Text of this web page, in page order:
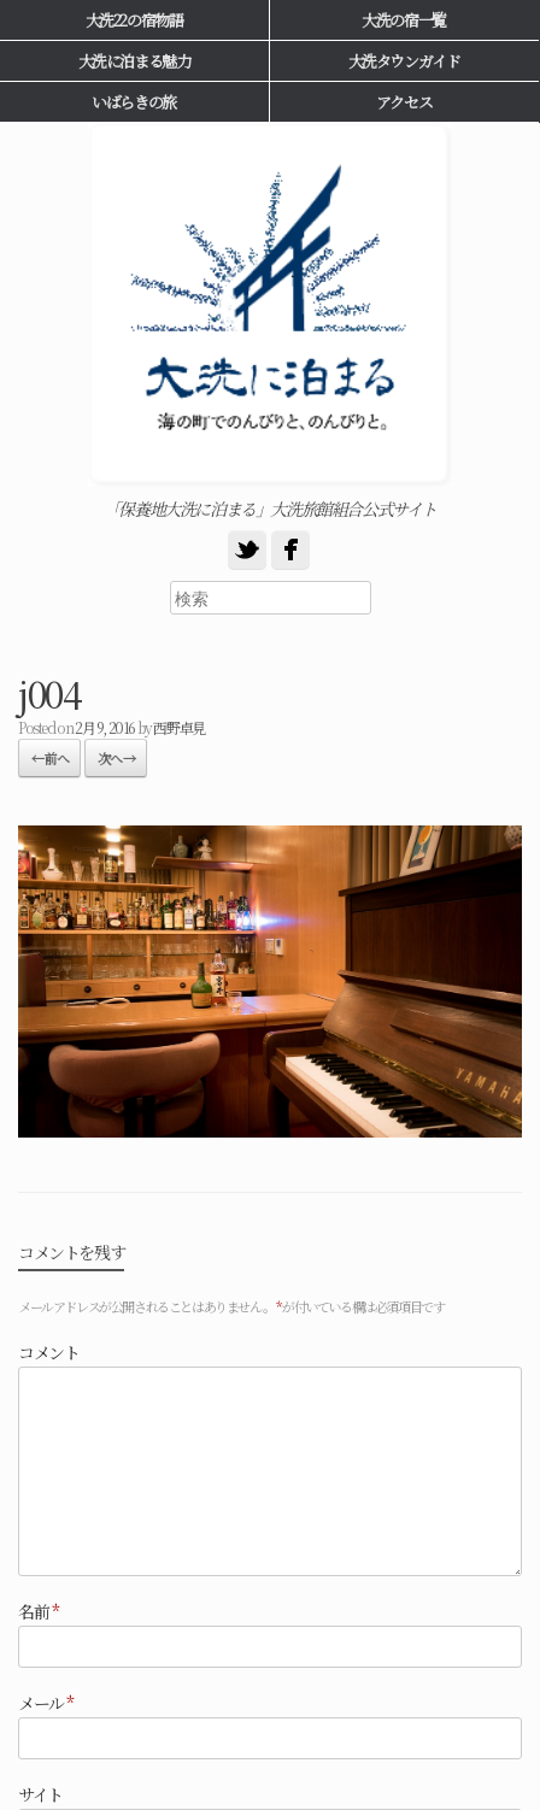
大洗22の宿物語
大洗の宿一覧
大洗に泊まる魅力
大洗タウンガイド
いばらきの旅
アクセス
「保養地大洗に泊まる」大洗旅館組合公式サイト
j004
Posted on2月 9, 2016by西野卓見
← 前へ 次へ →
コメントを残す
メールアドレスが公開されることはありません。 *が付いている欄は必須項目です
コメント
名前*
メール*
サイト